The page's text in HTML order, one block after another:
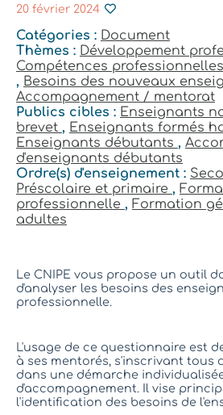
20 février 2024
Catégories : Document
Thèmes : Développement
Compétences
, Besoins des nouveaux
Accompagnement / mentorat
Publics cibles : Enseignants
brevet , Enseignants formés
Enseignants débutants ,
d'enseignants débutants
Ordre(s) d'enseignement :
Préscolaire et primaire ,
professionnelle , Formation
adultes
Le CNIPE vous propose un outil
d'analyser les besoins des
professionnelle.
L'usage de ce questionnaire est
à ses mentorés, s'inscrivant tous
dans une démarche
d'accompagnement. Il vise
l'identification des besoins de